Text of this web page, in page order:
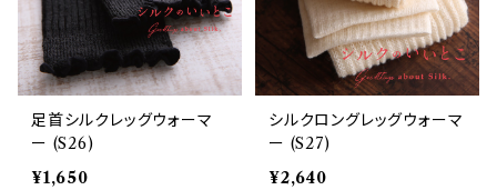
足首シルクレッグウォーマ
ー (S26)
¥1,650
シルクロングレッグウォーマ
ー (S27)
¥2,640